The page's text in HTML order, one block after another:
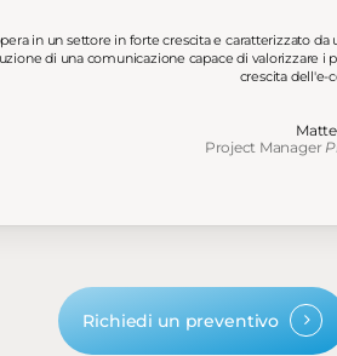
in un settore in forte crescita e caratterizzato
di una comunicazione capace di valorizzare
crescita dell'e-
Project Manager
Richiedi un preventivo